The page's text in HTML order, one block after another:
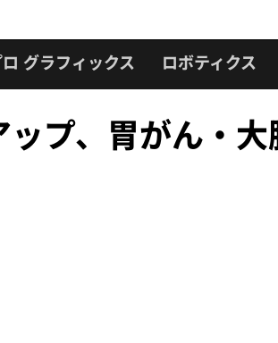
グラフィックス ロボティクス
プ、胃がん・